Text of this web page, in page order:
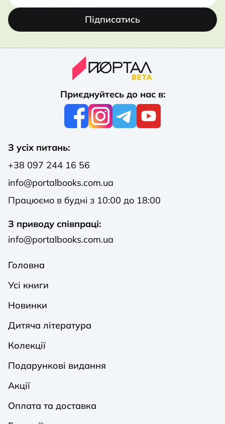
Підписатись
Приєднуйтесь до нас в:
З усіх питань:
+38 097 244 16 56
info@portalbooks.com.ua
Працюємо в будні з 10:00 до 18:00
З приводу співпраці:
info@portalbooks.com.ua
Головна
Усі книги
Новинки
Дитяча література
Колекції
Подарункові видання
Акції
Оплата та доставка